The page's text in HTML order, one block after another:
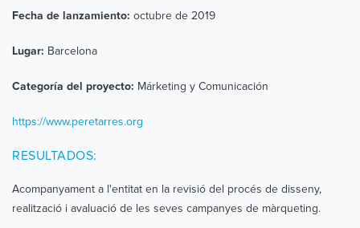
Fecha de lanzamiento: octubre de 2019
Lugar: Barcelona
Categoría del proyecto: Márketing y Comunicación
https://www.peretarres.org
RESULTADOS:
Acompanyament a l'entitat en la revisió del procés de disseny,
realització i avaluació de les seves campanyes de màrqueting.